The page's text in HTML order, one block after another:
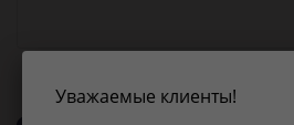
Уважаемые клиенты!